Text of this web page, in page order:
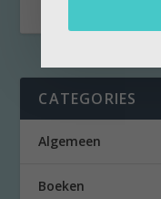
CATEGORIES
Algemeen
Boeken